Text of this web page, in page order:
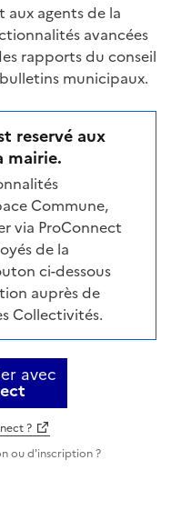
aux agents de la
avancées
rapports du conseil
municipaux.
reservé aux
mairie.
Commune,
via ProConnect
de la
ci-dessous
auprès de
Collectivités.
avec
?
ou d'inscription ?